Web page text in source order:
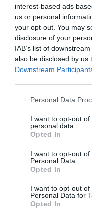
interest-based ads
us or personal
your opt-out. You may
disclosure of your
IAB’s list of
also be disclosed by us
Downstream
Please note that this
not limited to your visit
grant or deny consent
use your data for
consent section.
Personal Data
I want to opt-out
personal data.
Opted In
I want to opt-out
Personal Data.
Opted In
I want to opt-out
Personal Data for
Opted In
dejala.
Pristojni ob tem
pomoč nova
obveščanju o stikih z
Do roka, ki se izteče
trgovini GooglePlay
državni sekretar na
Geršak. Aplikacija že
uporabnikom in je v
Nacionalnem inštitutu
Informacijska